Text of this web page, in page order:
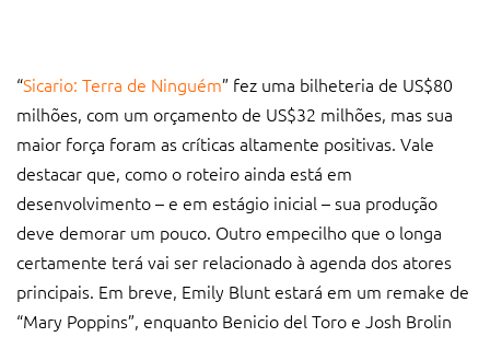
“Sicario: Terra de Ninguém” fez uma bilheteria de US$80
milhões, com um orçamento de US$32 milhões, mas sua
maior força foram as críticas altamente positivas. Vale
destacar que, como o roteiro ainda está em
desenvolvimento – e em estágio inicial – sua produção
deve demorar um pouco. Outro empecilho que o longa
certamente terá vai ser relacionado à agenda dos atores
principais. Em breve, Emily Blunt estará em um remake de
“Mary Poppins”, enquanto Benicio del Toro e Josh Brolin